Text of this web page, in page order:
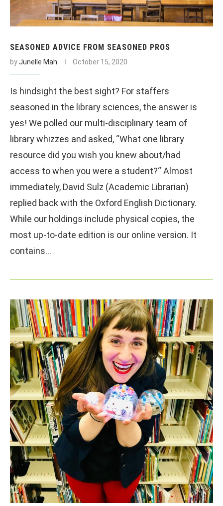
SEASONED ADVICE FROM SEASONED PROS
byJunelle Mah October 15, 2020
Is hindsight the best sight? For staffers
seasoned in the library sciences, the answer is
yes! We polled our multi-disciplinary team of
library whizzes and asked, “What one library
resource did you wish you knew about/had
access to when you were a student?“ Almost
immediately, David Sulz (Academic Librarian)
replied back with the Oxford English Dictionary.
While our holdings include physical copies, the
most up-to-date edition is our online version. It
contains…